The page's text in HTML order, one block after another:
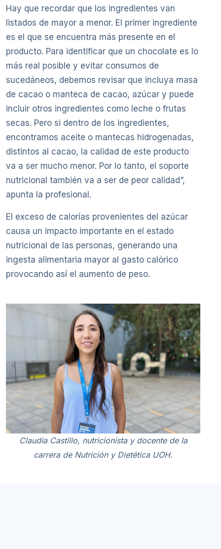
Hay que recordar que los ingredientes van
listados de mayor a menor. El primer ingrediente
es el que se encuentra más presente en el
producto. Para identificar que un chocolate es lo
más real posible y evitar consumos de
sucedáneos, debemos revisar que incluya masa
de cacao o manteca de cacao, azúcar y puede
incluir otros ingredientes como leche o frutas
secas. Pero si dentro de los ingredientes,
encontramos aceite o mantecas hidrogenadas,
distintos al cacao, la calidad de este producto
va a ser mucho menor. Por lo tanto, el soporte
nutricional también va a ser de peor calidad”,
apunta la profesional.
El exceso de calorías provenientes del azúcar
causa un impacto importante en el estado
nutricional de las personas, generando una
ingesta alimentaria mayor al gasto calórico
provocando así el aumento de peso.
Claudia Castillo, nutricionista y docente de la
carrera de Nutrición y Dietética UOH.